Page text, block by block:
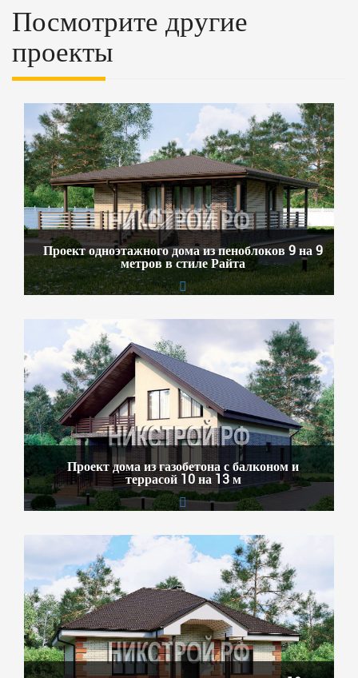
Посмотрите другие
проекты
Проект одноэтажного дома из пеноблоков 9 на 9
метров в стиле Райта
Проект дома из газобетона с балконом и
террасой 10 на 13 м